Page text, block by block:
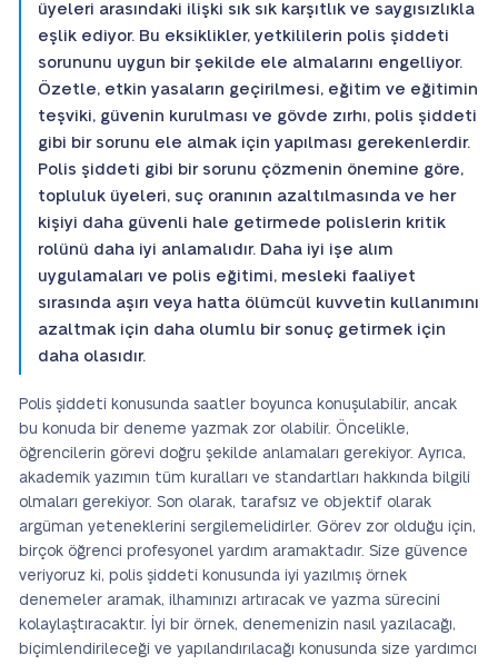
üyeleri arasındaki ilişki sık sık karşıtlık ve saygısızlıkla
eşlik ediyor. Bu eksiklikler, yetkililerin polis şiddeti
sorununu uygun bir şekilde ele almalarını engelliyor.
Özetle, etkin yasaların geçirilmesi, eğitim ve eğitimin
teşviki, güvenin kurulması ve gövde zırhı, polis şiddeti
gibi bir sorunu ele almak için yapılması gerekenlerdir.
Polis şiddeti gibi bir sorunu çözmenin önemine göre,
topluluk üyeleri, suç oranının azaltılmasında ve her
kişiyi daha güvenli hale getirmede polislerin kritik
rolünü daha iyi anlamalıdır. Daha iyi işe alım
uygulamaları ve polis eğitimi, mesleki faaliyet
sırasında aşırı veya hatta ölümcül kuvvetin kullanımını
azaltmak için daha olumlu bir sonuç getirmek için
daha olasıdır.
Polis şiddeti konusunda saatler boyunca konuşulabilir, ancak
bu konuda bir deneme yazmak zor olabilir. Öncelikle,
öğrencilerin görevi doğru şekilde anlamaları gerekiyor. Ayrıca,
akademik yazımın tüm kuralları ve standartları hakkında bilgili
olmaları gerekiyor. Son olarak, tarafsız ve objektif olarak
argüman yeteneklerini sergilemelidirler. Görev zor olduğu için,
birçok öğrenci profesyonel yardım aramaktadır. Size güvence
veriyoruz ki, polis şiddeti konusunda iyi yazılmış örnek
denemeler aramak, ilhamınızı artıracak ve yazma sürecini
kolaylaştıracaktır. İyi bir örnek, denemenizin nasıl yazılacağı,
biçimlendirileceği ve yapılandırılacağı konusunda size yardımcı